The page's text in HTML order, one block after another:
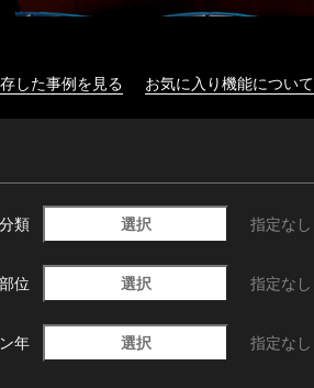
した事例を見る お気に入り機能について
類 選択 指定なし
部位 選択 指定なし
年 選択 指定なし